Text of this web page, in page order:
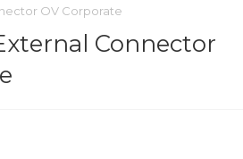
OV Corporate
Connector